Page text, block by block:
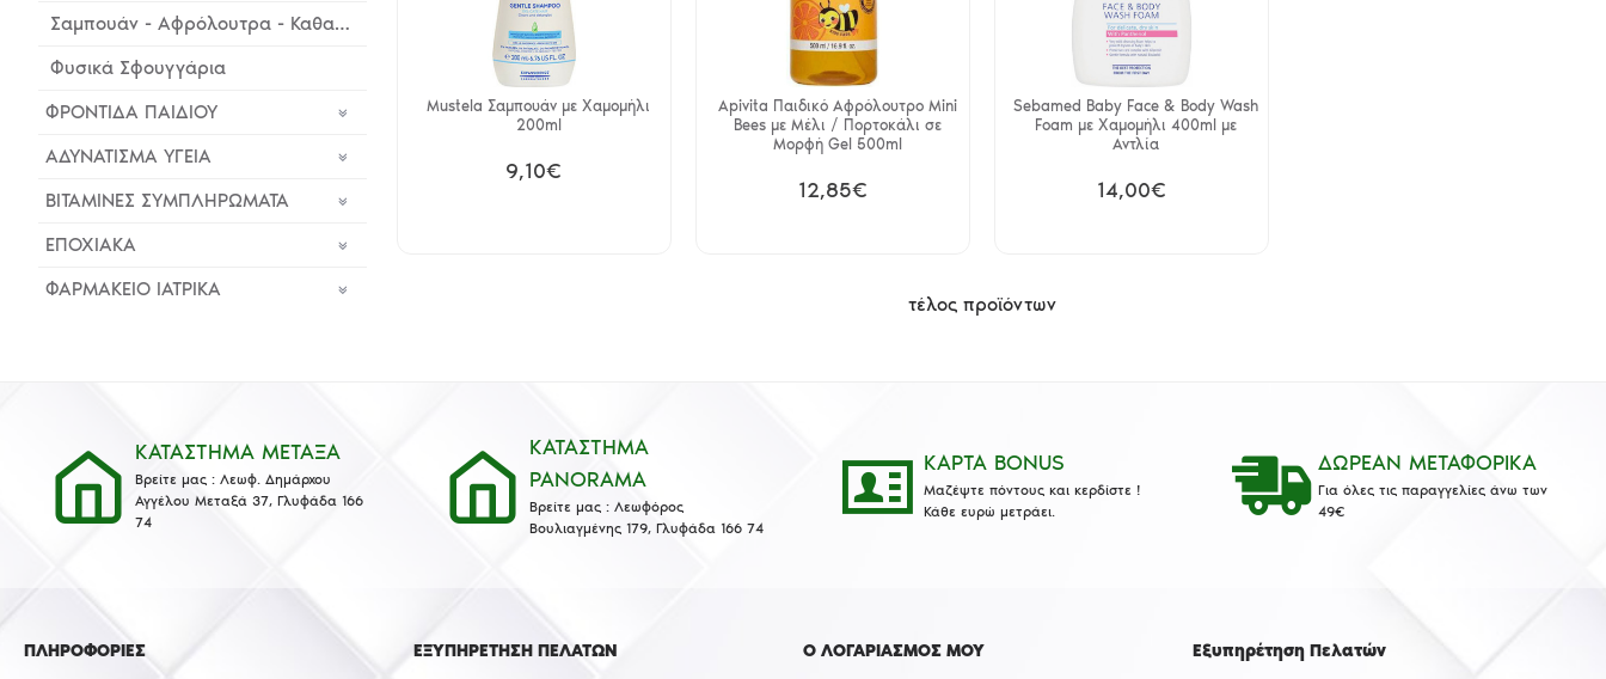
Σαμπουάν - Αφρόλουτρα - Καθαρισμός
Φυσικά Σφουγγάρια
ΦΡΟΝΤΙΔΑ ΠΑΙΔΙΟΥ
ΑΔΥΝΑΤΙΣΜΑ ΥΓΕΙΑ
ΒΙΤΑΜΙΝΕΣ ΣΥΜΠΛΗΡΩΜΑΤΑ
ΕΠΟΧΙΑΚΑ
ΦΑΡΜΑΚΕΙΟ ΙΑΤΡΙΚΑ
Mustela Σαμπουάν με Χαμομήλι
200ml
9,10€
Apivita Παιδικό Αφρόλουτρο Mini
Bees με Μέλι / Πορτοκάλι σε
Μορφή Gel 500ml
12,85€
Sebamed Baby Face & Body Wash
Foam με Χαμομήλι 400ml με
Αντλία
14,00€
τέλος προϊόντων
ΚΑΤΑΣΤΗΜΑ ΜΕΤΑΞΑ
Βρείτε μας : Λεωφ. Δημάρχου
Αγγέλου Μεταξά 37, Γλυφάδα 166
74
ΚΑΤΑΣΤΗΜΑ
PANORAMA
Βρείτε μας : Λεωφόρος
Βουλιαγμένης 179, Γλυφάδα 166 74
ΚΑΡΤΑ BONUS
Μαζέψτε πόντους και κερδίστε !
Κάθε ευρώ μετράει.
ΔΩΡΕΑΝ ΜΕΤΑΦΟΡΙΚΑ
Για όλες τις παραγγελίες άνω των
49€
ΠΛΗΡΟΦΟΡΙΕΣ ΕΞΥΠΗΡΕΤΗΣΗ ΠΕΛΑΤΩΝ Ο ΛΟΓΑΡΙΑΣΜΟΣ ΜΟΥ Εξυπηρέτηση Πελατών